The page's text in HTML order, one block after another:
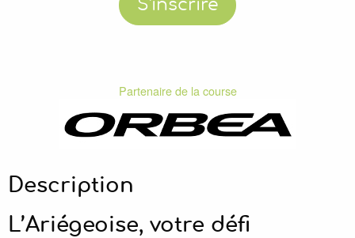
S'inscrire
Partenaire de la course
Description
L’Ariégeoise, votre défi